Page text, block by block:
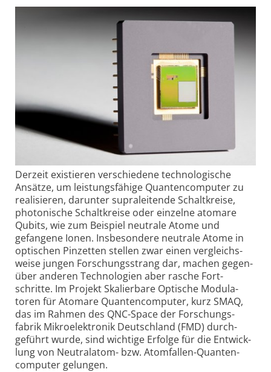
Derzeit existieren verschie­dene techno­logische
Ansätze, um leis­tungs­fähige Quanten­computer zu
reali­sieren, darunter supra­leitende Schalt­kreise,
photo­nische Schalt­kreise oder ein­zelne atomare
Qubits, wie zum Bei­spiel neutrale Atome und
gefangene Ionen. Ins­beson­dere neutrale Atome in
opti­schen Pin­zetten stellen zwar einen ver­gleichs­
weise jungen For­schungs­strang dar, machen gegen­
über anderen Techno­logien aber rasche Fort­
schritte. Im Projekt Skalier­bare Optische Modula­
toren für Ato­mare Quanten­com­puter, kurz SMAQ,
das im Rahmen des QNC-Space der For­schungs­
fabrik Mikro­elek­tronik Deutsch­land (FMD) durch­
geführt wurde, sind wichtige Erfolge für die Ent­wick­
lung von Neutral­atom- bzw. Atom­fallen-Quanten­
computer gelungen.